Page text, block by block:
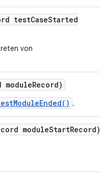
testCaseStarted
von
moduleRecord)
.
moduleStartRecord)